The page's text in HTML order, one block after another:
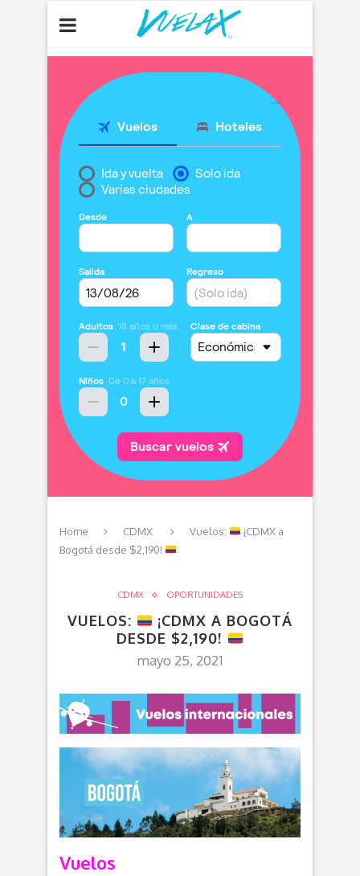
Home CDMX Vuelos:
¡CDMX a
Bogotá desde $2,190!
CDMX OPORTUNIDADES
VUELOS:
¡CDMX A BOGOTÁ
DESDE $2,190!
mayo 25, 2021
Vuelos